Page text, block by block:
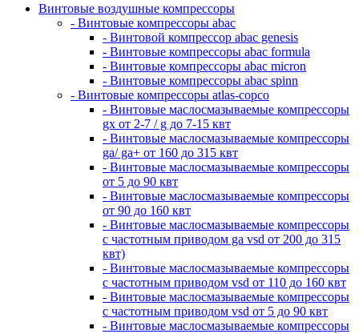
Винтовые воздушные компрессоры
- Винтовые компрессоры abac
- Винтовой компрессор abac genesis
- Винтовые компрессоры abac formula
- Винтовые компрессоры abac micron
- Винтовые компрессоры abac spinn
- Винтовые компрессоры atlas-copco
- Винтовые маслосмазываемые компрессоры
gx от 2-7 / g до 7-15 квт
- Винтовые маслосмазываемые компрессоры
ga/ ga+ от 160 до 315 квт
- Винтовые маслосмазываемые компрессоры
от 5 до 90 квт
- Винтовые маслосмазываемые компрессоры
от 90 до 160 квт
- Винтовые маслосмазываемые компрессоры
с частотным приводом ga vsd от 200 до 315
квт)
- Винтовые маслосмазываемые компрессоры
с частотным приводом vsd от 110 до 160 квт
- Винтовые маслосмазываемые компрессоры
с частотным приводом vsd от 5 до 90 квт
- Винтовые маслосмазываемые компрессоры